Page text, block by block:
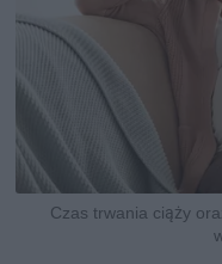
Czas trwania ciąży